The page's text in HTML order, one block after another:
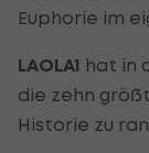
Euphorie im
LAOLA1 hat in
die zehn
Historie zu